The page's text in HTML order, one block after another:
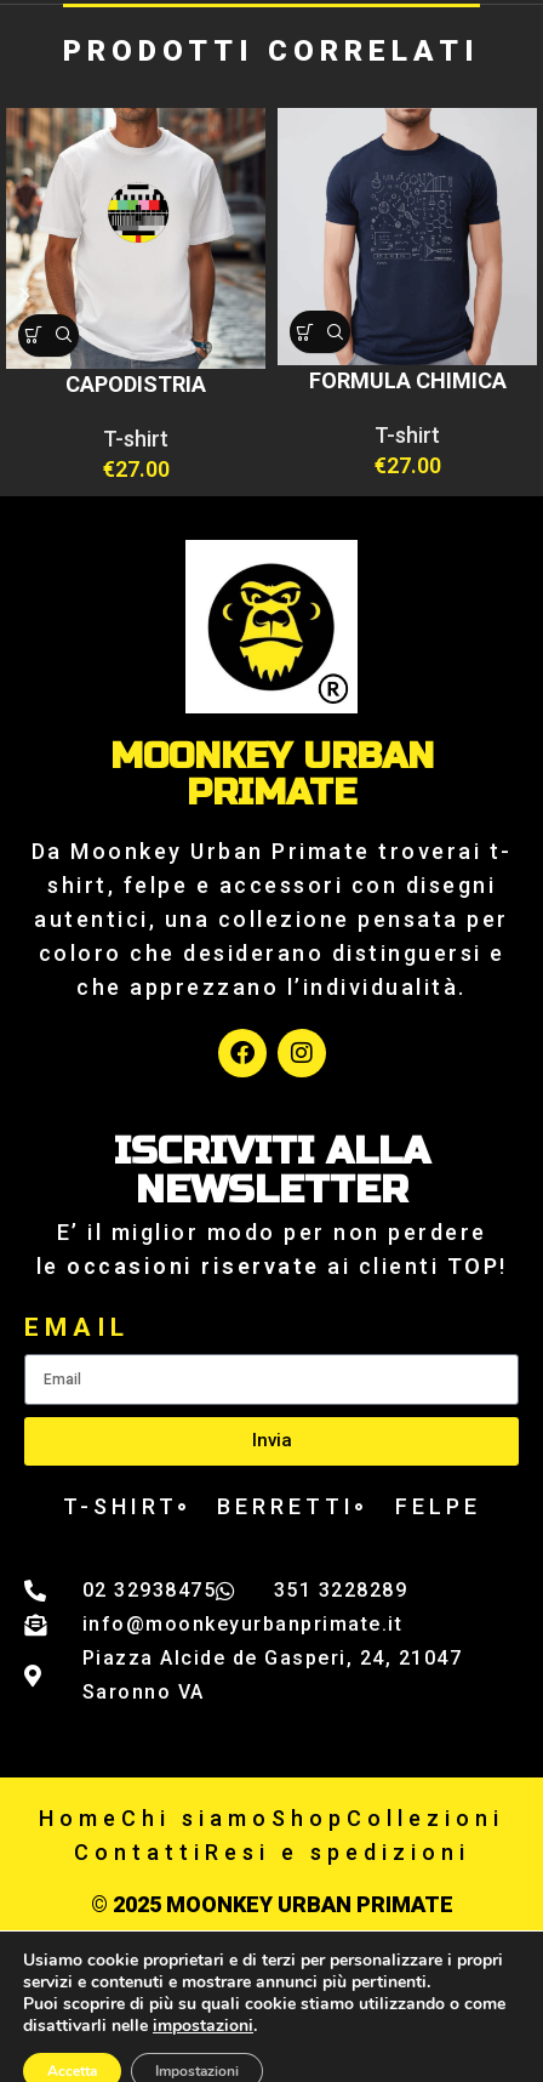
PRODOTTI CORRELATI
CAPODISTRIA
T-shirt
€27.00
FORMULA CHIMICA
T-shirt
€27.00
MOONKEY URBAN
PRIMATE
Da Moonkey Urban Primate troverai t-
shirt, felpe e accessori con disegni
autentici, una collezione pensata per
coloro che desiderano distinguersi e
che apprezzano l’individualità.
ISCRIVITI ALLA
NEWSLETTER
E’ il miglior modo per non perdere
le occasioni riservate ai clienti TOP!
EMAIL
Invia
T-SHIRT BERRETTI FELPE
02 32938475
351 3228289
info@moonkeyurbanprimate.it
Piazza Alcide de Gasperi, 24, 21047
Saronno VA
Home Chi siamo Shop Collezioni
Contatti Resi e spedizioni
© 2025 MOONKEY URBAN PRIMATE
Privacy policy
P IVA 03867650123
Usiamo cookie proprietari e di terzi per personalizzare i propri
servizi e contenuti e mostrare annunci più pertinenti.
Puoi scoprire di più su quali cookie stiamo utilizzando o come
disattivarli nelle impostazioni.
Accetta Impostazioni